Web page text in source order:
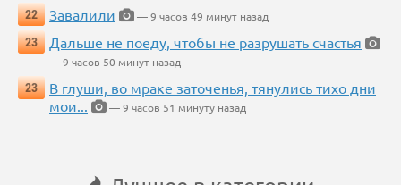
22
Завалили
— 9 часов 49 минут назад
23
Дальше не поеду, чтобы не разрушать счастья
— 9 часов 50 минут назад
23
В глуши, во мраке заточенья, тянулись тихо дни
мои...
— 9 часов 51 минуту назад